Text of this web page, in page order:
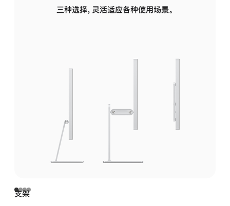
三种选择，灵活适应各种使用场景。
支架